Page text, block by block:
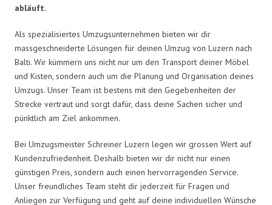
abläuft.
Als spezialisiertes Umzugsunternehmen bieten wir dir
massgeschneiderte Lösungen für deinen Umzug von Luzern nach
Balti. Wir kümmern uns nicht nur um den Transport deiner Möbel
und Kisten, sondern auch um die Planung und Organisation deines
Umzugs. Unser Team ist bestens mit den Gegebenheiten der
Strecke vertraut und sorgt dafür, dass deine Sachen sicher und
pünktlich am Ziel ankommen.
Bei Umzugsmeister Schreiner Luzern legen wir grossen Wert auf
Kundenzufriedenheit. Deshalb bieten wir dir nicht nur einen
günstigen Preis, sondern auch einen hervorragenden Service.
Unser freundliches Team steht dir jederzeit für Fragen und
Anliegen zur Verfügung und geht auf deine individuellen Wünsche